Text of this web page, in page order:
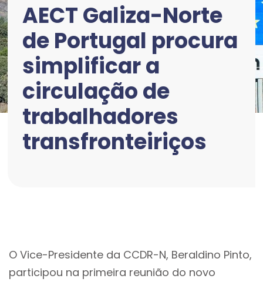
AECT Galiza-Norte
de Portugal procura
simplificar a
circulação de
trabalhadores
transfronteiriços
O Vice-Presidente da CCDR-N, Beraldino Pinto,
participou na primeira reunião do novo